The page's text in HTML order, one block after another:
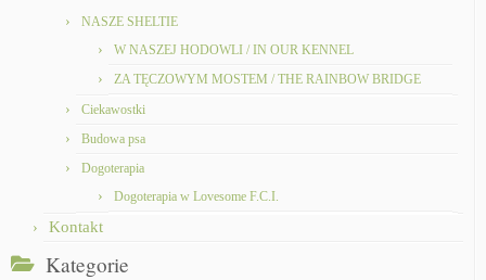
NASZE SHELTIE
W NASZEJ HODOWLI / IN OUR KENNEL
ZA TĘCZOWYM MOSTEM / THE RAINBOW BRIDGE
Ciekawostki
Budowa psa
Dogoterapia
Dogoterapia w Lovesome F.C.I.
Kontakt
Kategorie